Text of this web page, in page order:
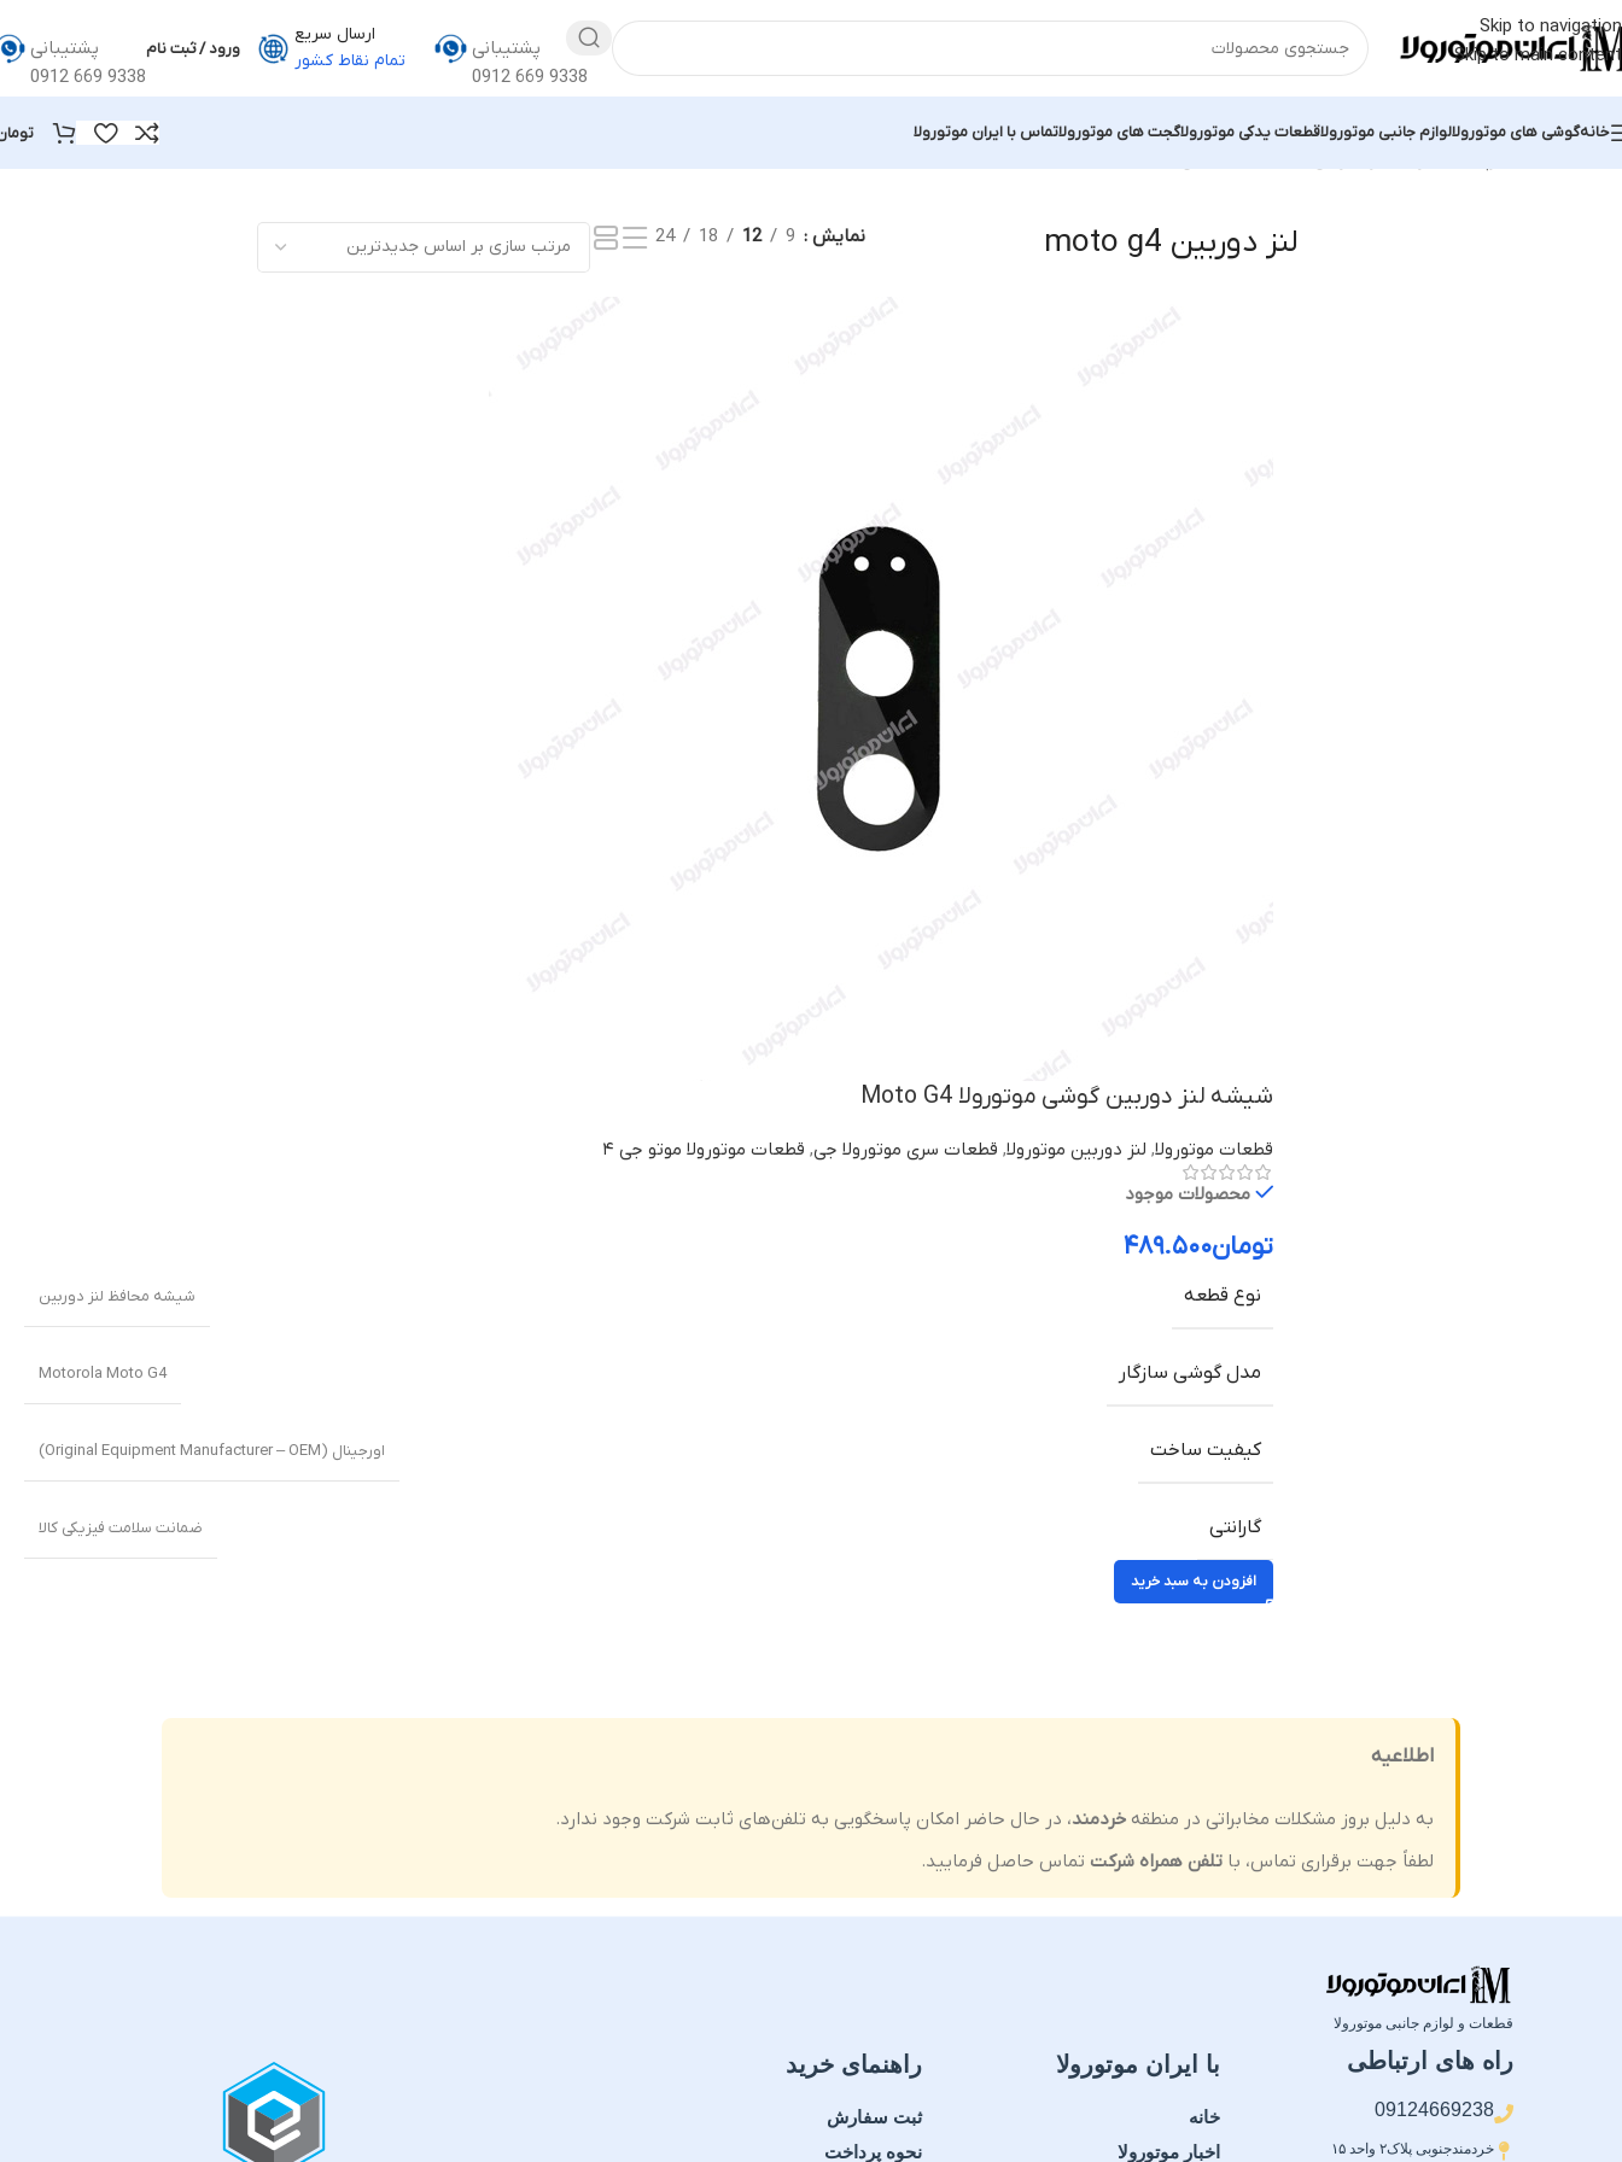
Skip to navigation
Skip to main content
پشتیبانی
0912 669 9338
ارسال سریع
تمام نقاط کشور
ورود / ثبت نام
پشتیبانی
0912 669 9338
خانهگوشی های موتورولالوازم جانبی موتورولاقطعات یدکی موتورولاگجت های موتورولاتماس با ایران موتورولا
لنز دوربین moto g4 نمایش 9
12
18
24
شیشه لنز دوربین گوشی موتورولا Moto G4
قطعات موتورولا, لنز دوربین موتورولا, قطعات سری موتورولا جی, قطعات موتورولا موتو جی ۴
محصولات موجود
تومان۴۸۹.۵۰۰
نوع قطعه شیشه محافظ لنز دوربین
مدل گوشی سازگار Motorola Moto G4
کیفیت ساخت اورجینال (Original Equipment Manufacturer – OEM)
گارانتی ضمانت سلامت فیزیکی کالا
افزودن به سبد خرید
اطلاعیه
به دلیل بروز مشکلات مخابراتی در منطقهخردمند، در حال حاضر امکان پاسخگویی به تلفن‌های ثابت شرکت وجود ندارد.
لطفاً جهت برقراری تماس، باتلفن همراه شرکت تماس حاصل فرمایید.
قطعات و لوازم جانبی موتورولا
راه های ارتباطی
09124669238
خردمندجنوبی پلاک۲ واحد ۱۵
با ایران موتورولا
خانه
اخبار موتورولا
راهنمای خرید
ثبت سفارش
نحوه پرداخت